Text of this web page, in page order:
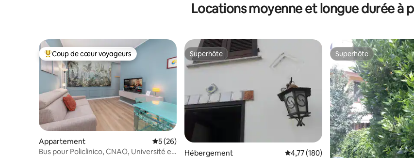
Locations moyenne et longue durée à
Coups de cœur voyageurs les plus appréciés
Coup de cœur voyageurs
Appartement Évaluation moyenne sur la base de 26 commentaires : 5 sur 5
5 (26)
Bus pour Policlinico, CNAO, Université et
Superhôte
Superhôte
Hébergement Évaluation moyenne sur la base de
4,77 (180)
Superhôte
Superhôte